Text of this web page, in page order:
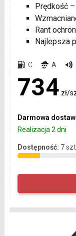
Prędkość –
Rant
Najlepsza
C A
734 zł/
Darmowa
Realizacja 2 dni
Dostępność: 7